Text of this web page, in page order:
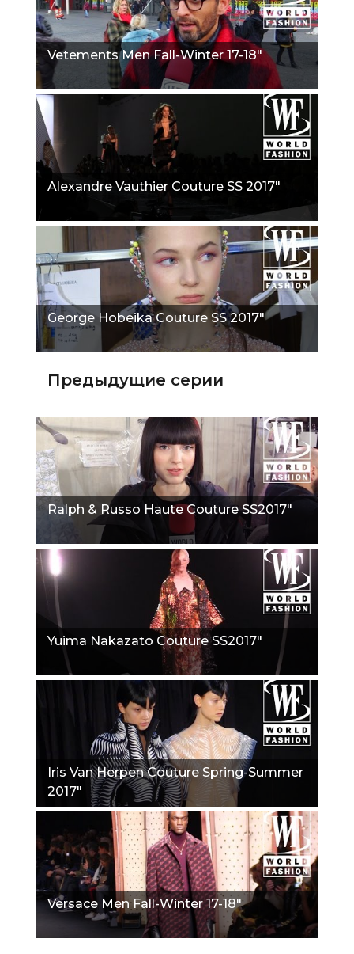
Vetements Men Fall-Winter 17-18"
Alexandre Vauthier Couture SS 2017"
George Hobeika Couture SS 2017"
Предыдущие серии
Ralph & Russo Haute Couture SS2017"
Yuima Nakazato Couture SS2017"
Iris Van Herpen Couture Spring-Summer
2017"
Versace Men Fall-Winter 17-18"